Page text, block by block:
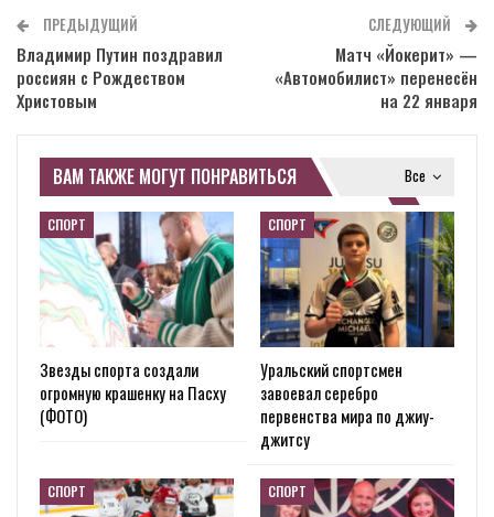
ПРЕДЫДУЩИЙ
Владимир Путин поздравил
россиян с Рождеством
Христовым
СЛЕДУЮЩИЙ
Матч «Йокерит» —
«Автомобилист» перенесён
на 22 января
Все
ВАМ ТАКЖЕ МОГУТ ПОНРАВИТЬСЯ
СПОРТ
Звезды спорта создали
огромную крашенку на Пасху
(ФОТО)
СПОРТ
Уральский спортсмен
завоевал серебро
первенства мира по джиу-
джитсу
СПОРТ СПОРТ